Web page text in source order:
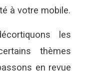
à votre mobile.
les
thèmes
en revue